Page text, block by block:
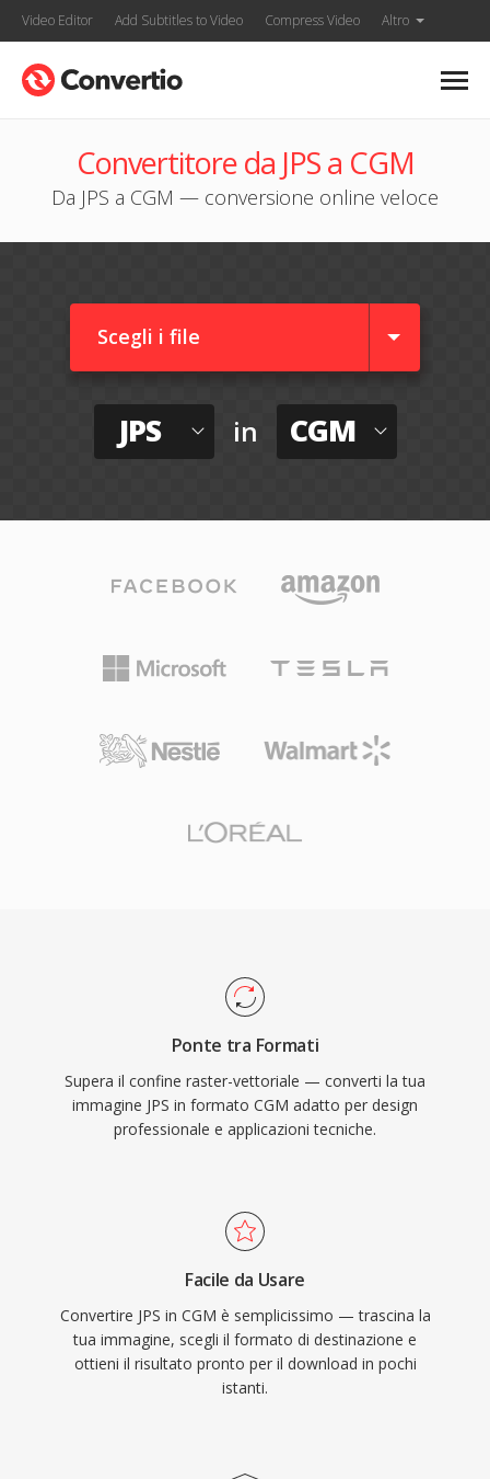
Video Editor Add Subtitles to Video Compress Video Altro
Convertitore da JPS a CGM
Da JPS a CGM — conversione online veloce
Scegli i file
JPS in CGM
Ponte tra Formati
Supera il confine raster-vettoriale — converti la tua
immagine JPS in formato CGM adatto per design
professionale e applicazioni tecniche.
Facile da Usare
Convertire JPS in CGM è semplicissimo — trascina la
tua immagine, scegli il formato di destinazione e
ottieni il risultato pronto per il download in pochi
istanti.